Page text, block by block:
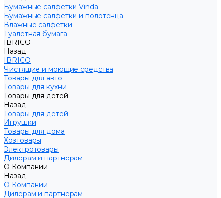
Бумажные салфетки Vinda
Бумажные салфетки и полотенца
Влажные салфетки
Туалетная бумага
IBRICO
Назад
IBRICO
Чистящие и моющие средства
Товары для авто
Товары для кухни
Товары для детей
Назад
Товары для детей
Игрушки
Товары для дома
Хозтовары
Электротовары
Дилерам и партнерам
О Компании
Назад
О Компании
Дилерам и партнерам